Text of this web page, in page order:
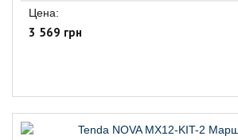
Цена:
3 569 грн